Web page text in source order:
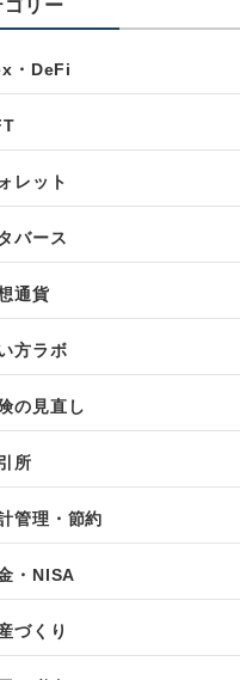
ゴリー
・DeFi
レット
バース
通貨
方ラボ
の見直し
所
管理・節約
・NISA
づくり